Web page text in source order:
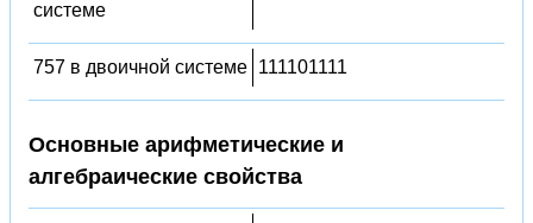
системе
757 в двоичной системе 111101111
Основные арифметические и
алгебраические свойства